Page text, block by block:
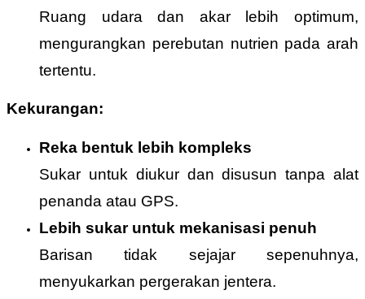
Ruang udara dan akar lebih optimum,
mengurangkan perebutan nutrien pada arah
tertentu.
Kekurangan:
Reka bentuk lebih kompleks
Sukar untuk diukur dan disusun tanpa alat
penanda atau GPS.
Lebih sukar untuk mekanisasi penuh
Barisan tidak sejajar sepenuhnya,
menyukarkan pergerakan jentera.